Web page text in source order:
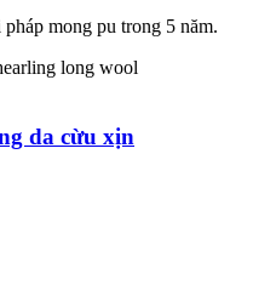
mong pu trong 5 năm.
da cừu xịn